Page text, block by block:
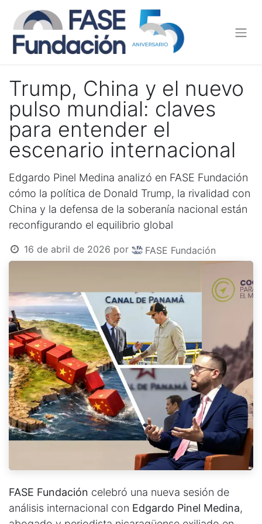
Trump, China y el nuevo
pulso mundial: claves
para entender el
escenario internacional
Edgardo Pinel Medina analizó en FASE Fundación
cómo la política de Donald Trump, la rivalidad con
China y la defensa de la soberanía nacional están
reconfigurando el equilibrio global
16 de abril de 2026 por FASE Fundación
FASE Fundación celebró una nueva sesión de
análisis internacional con Edgardo Pinel Medina,